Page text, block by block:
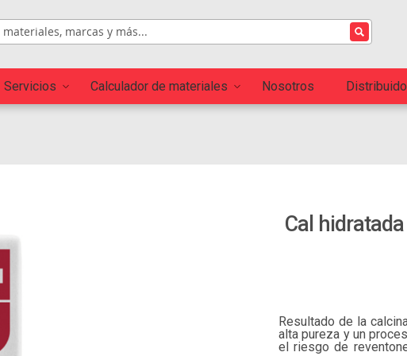
Servicios Calculador de materiales Nosotros
Cal
Resultado de la
alta pureza y un
el riesgo de